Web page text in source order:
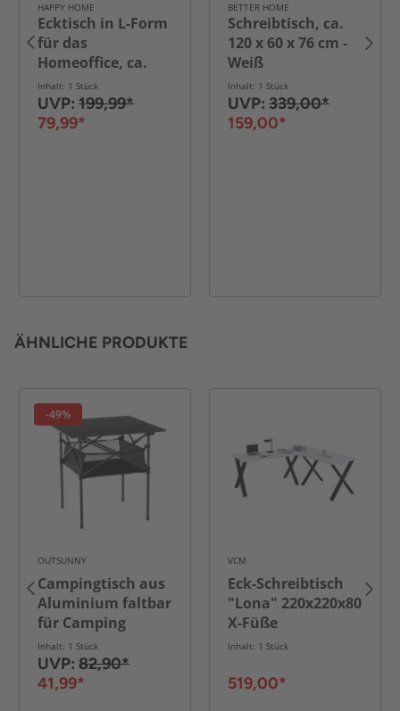
HAPPY HOME
Ecktisch in L-Form
für das
Homeoffice, ca.
120 x 120 x 76 cm –
Schwarz
Inhalt: 1 Stück
UVP: 199,99*
79,99*
BETTER HOME
Schreibtisch, ca.
120 x 60 x 76 cm -
Weiß
Inhalt: 1 Stück
UVP: 339,00*
159,00*
ÄHNLICHE PRODUKTE
-49%
OUTSUNNY
Campingtisch aus
Aluminium faltbar
für Camping
Garten Party
Picknick Balkon
Schwarz 70 x 70 x
Inhalt: 1 Stück
UVP: 82,90*
41,99*
VCM
Eck-Schreibtisch
"Lona" 220x220x80
X-Füße
Weiß/Schwarz
Inhalt: 1 Stück
519,00*